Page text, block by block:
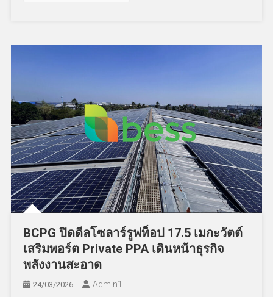
BCPG ปิดดีลโซลาร์รูฟท็อป 17.5 เมกะวัตต์
เสริมพอร์ต Private PPA เดินหน้าธุรกิจ
พลังงานสะอาด
24/03/2026 Admin​1